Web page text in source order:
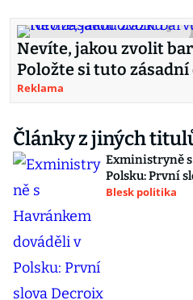
Nevíte, jakou zvolit
Položte si tuto
Reklama
Články z jiných
Exministryně
Polsku: První
Blesk politika